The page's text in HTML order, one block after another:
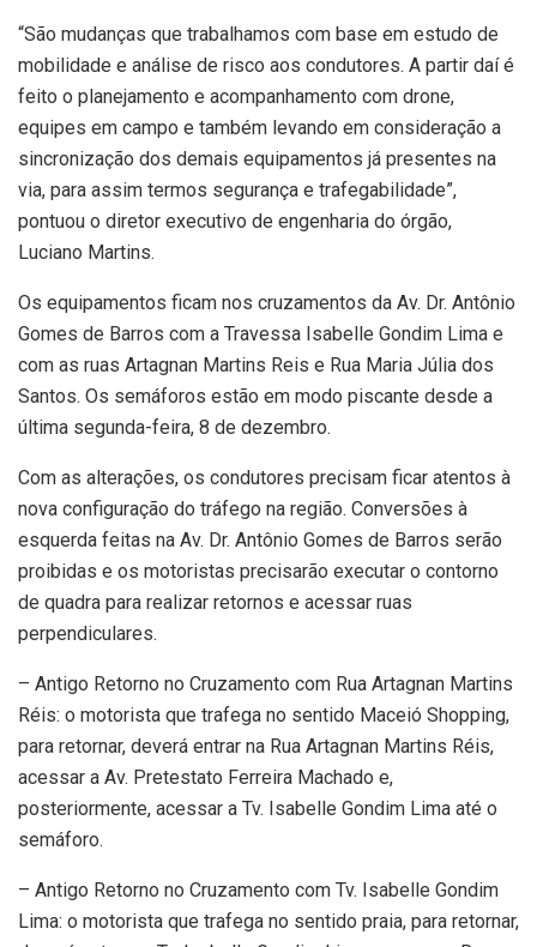
“São mudanças que trabalhamos com base em estudo de
mobilidade e análise de risco aos condutores. A partir daí é
feito o planejamento e acompanhamento com drone,
equipes em campo e também levando em consideração a
sincronização dos demais equipamentos já presentes na
via, para assim termos segurança e trafegabilidade”,
pontuou o diretor executivo de engenharia do órgão,
Luciano Martins.
Os equipamentos ficam nos cruzamentos da Av. Dr. Antônio
Gomes de Barros com a Travessa Isabelle Gondim Lima e
com as ruas Artagnan Martins Reis e Rua Maria Júlia dos
Santos. Os semáforos estão em modo piscante desde a
última segunda-feira, 8 de dezembro.
Com as alterações, os condutores precisam ficar atentos à
nova configuração do tráfego na região. Conversões à
esquerda feitas na Av. Dr. Antônio Gomes de Barros serão
proibidas e os motoristas precisarão executar o contorno
de quadra para realizar retornos e acessar ruas
perpendiculares.
– Antigo Retorno no Cruzamento com Rua Artagnan Martins
Réis: o motorista que trafega no sentido Maceió Shopping,
para retornar, deverá entrar na Rua Artagnan Martins Réis,
acessar a Av. Pretestato Ferreira Machado e,
posteriormente, acessar a Tv. Isabelle Gondim Lima até o
semáforo.
– Antigo Retorno no Cruzamento com Tv. Isabelle Gondim
Lima: o motorista que trafega no sentido praia, para retornar,